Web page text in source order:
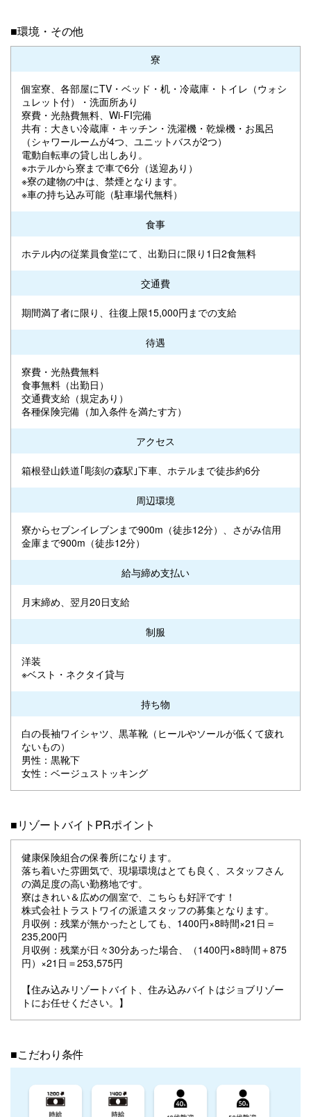
■環境・その他
寮
個室寮、各部屋にTV・ベッド・机・冷蔵庫・トイレ（ウォシ
ュレット付）・洗面所あり
寮費・光熱費無料、Wi-FI完備
共有：大きい冷蔵庫・キッチン・洗濯機・乾燥機・お風呂
（シャワールームが4つ、ユニットバスが2つ）
電動自転車の貸し出しあり。
※ホテルから寮まで車で6分（送迎あり）
※寮の建物の中は、禁煙となります。
※車の持ち込み可能（駐車場代無料）
食事
ホテル内の従業員食堂にて、出勤日に限り1日2食無料
交通費
期間満了者に限り、往復上限15,000円までの支給
待遇
寮費・光熱費無料
食事無料（出勤日）
交通費支給（規定あり）
各種保険完備（加入条件を満たす方）
アクセス
箱根登山鉄道｢彫刻の森駅｣下車、ホテルまで徒歩約6分
周辺環境
寮からセブンイレブンまで900m（徒歩12分）、さがみ信用
金庫まで900m（徒歩12分）
給与締め支払い
月末締め、翌月20日支給
制服
洋装
※ベスト・ネクタイ貸与
持ち物
白の長袖ワイシャツ、黒革靴（ヒールやソールが低くて疲れ
ないもの）
男性：黒靴下
女性：ベージュストッキング
■リゾートバイトPRポイント
健康保険組合の保養所になります。
落ち着いた雰囲気で、現場環境はとても良く、スタッフさん
の満足度の高い勤務地です。
寮はきれい＆広めの個室で、こちらも好評です！
株式会社トラストワイの派遣スタッフの募集となります。
月収例：残業が無かったとしても、1400円×8時間×21日＝
235,200円
月収例：残業が日々30分あった場合、（1400円×8時間＋875
円）×21日＝253,575円
【住み込みリゾートバイト、住み込みバイトはジョブリゾー
トにお任せください。】
■こだわり条件